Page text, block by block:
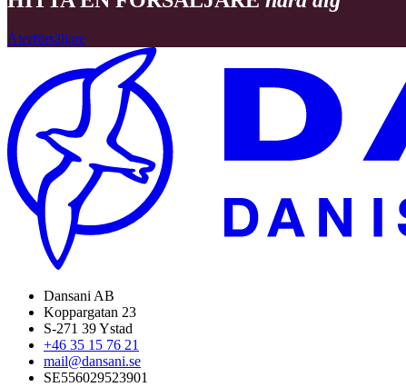
Återförsäljare
Dansani AB
Koppargatan 23
S-271 39 Ystad
+46 35 15 76 21
mail@dansani.se
SE556029523901